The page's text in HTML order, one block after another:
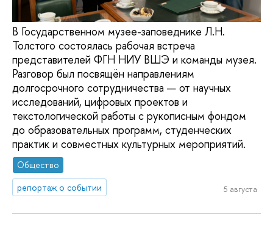
В Государственном музее-заповеднике Л.Н.
Толстого состоялась рабочая встреча
представителей ФГН НИУ ВШЭ и команды музея.
Разговор был посвящён направлениям
долгосрочного сотрудничества — от научных
исследований, цифровых проектов и
текстологической работы с рукописным фондом
до образовательных программ, студенческих
практик и совместных культурных мероприятий.
Общество
репортаж о событии
5 августа